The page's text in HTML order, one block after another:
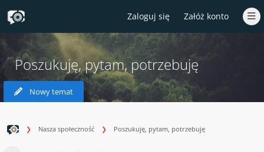
Zaloguj się Załóż konto
Poszukuję, pytam, potrzebuję
Nowy temat
Nasza społeczność Poszukuję, pytam, potrzebuję